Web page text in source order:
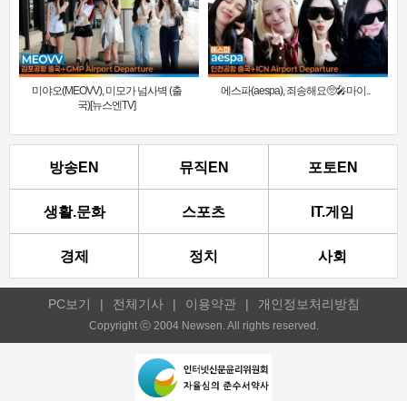
미야오(MEOVV), 미모가 넘사벽 (출
국)[뉴스엔TV]
에스파(aespa), 죄송해요🥺🎤마이..
방송EN 뮤직EN 포토EN
생활.문화 스포츠 IT.게임
경제 정치 사회
PC보기 | 전체기사 | 이용약관 | 개인정보처리방침
Copyright ⓒ 2004 Newsen. All rights reserved.